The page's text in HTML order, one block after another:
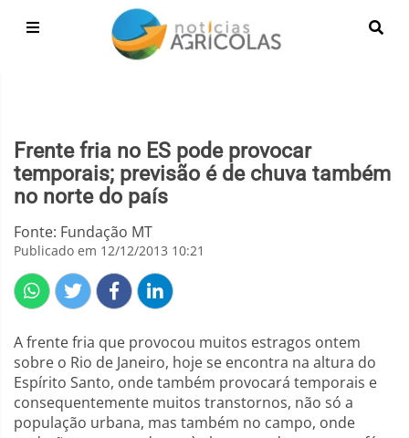
Frente fria no ES pode provocar
temporais; previsão é de chuva também
no norte do país
Fonte: Fundação MT
Publicado em 12/12/2013 10:21
A frente fria que provocou muitos estragos ontem
sobre o Rio de Janeiro, hoje se encontra na altura do
Espírito Santo, onde também provocará temporais e
consequentemente muitos transtornos, não só a
população urbana, mas também no campo, onde